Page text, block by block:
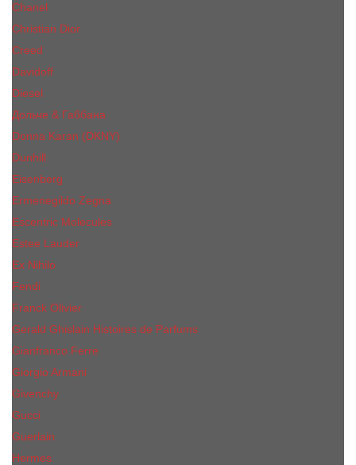
Chanel
Christian Dior
Creed
Davidoff
Diesel
Дольче & Габбана
Donna Karan (DKNY)
Dunhill
Eisenberg
Ermenegildo Zegna
Escentric Molecules
Еsteе Lаudеr
Ex Nihilo
Fendi
Franck Olivier
Gerald Ghislain Histoires de Parfums
Gianfranco Ferre
Giorgio Armani
Givenchy
Gucci
Guerlain
Hermes